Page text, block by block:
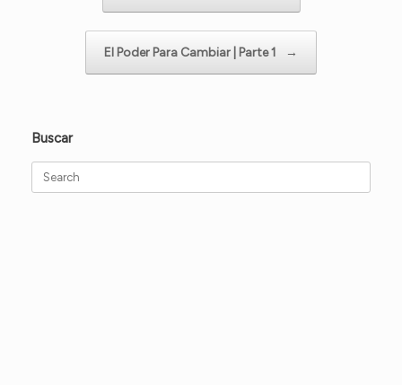
El Poder Para Cambiar | Parte 1 →
Buscar
Search